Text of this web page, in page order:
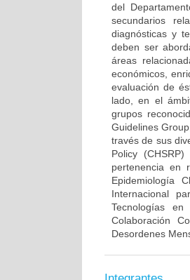
del
secundarios
diagnósticas y
deben ser
áreas
económicos,
evaluación de
lado, en el
grupos
Guidelines
través de sus
Policy
pertenencia en
Epidemiología
Internacional
Tecnologías
Colaboración
Desordenes